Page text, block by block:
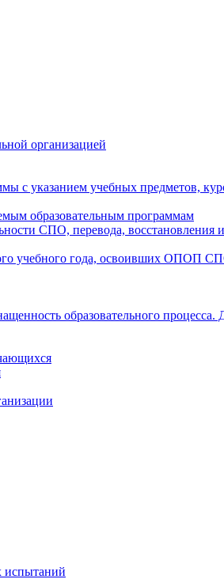
организацией
с указанием учебных предметов,
образовательным программам
СПО, перевода, восстановления
учебного года, освоивших ОПОП
образовательного процесса.
испытаний